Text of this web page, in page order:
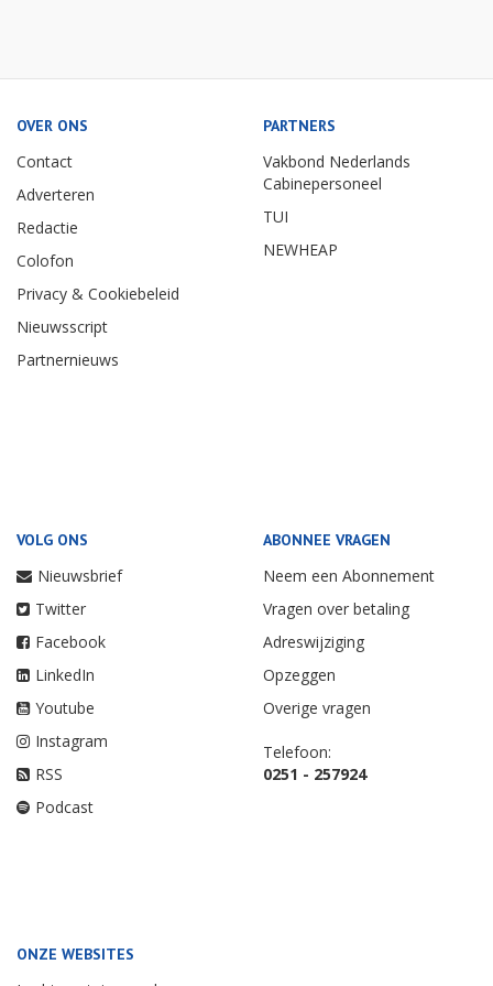
OVER ONS
Contact
Adverteren
Redactie
Colofon
Privacy & Cookiebeleid
Nieuwsscript
Partnernieuws
PARTNERS
Vakbond Nederlands
Cabinepersoneel
TUI
NEWHEAP
VOLG ONS
Nieuwsbrief
Twitter
Facebook
LinkedIn
Youtube
Instagram
RSS
Podcast
ABONNEE VRAGEN
Neem een Abonnement
Vragen over betaling
Adreswijziging
Opzeggen
Overige vragen
Telefoon:
0251 - 257924
ONZE WEBSITES